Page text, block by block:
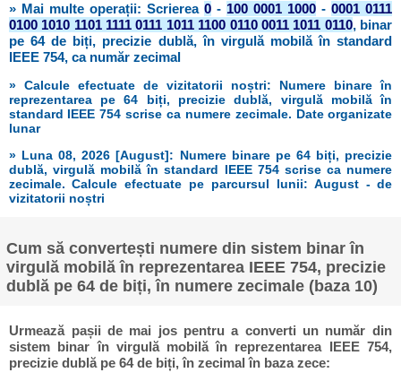
» Mai multe operații: Scrierea0 - 100 0001 1000- 0001 0111
0100 1010 1101 1111 0111 1011 1100 0110 0011 1011 0110, binar
pe 64 de biți, precizie dublă, în virgulă mobilă în standard
IEEE 754, ca număr zecimal
» Calcule efectuate de vizitatorii noștri: Numere binare în
reprezentarea pe 64 biți, precizie dublă, virgulă mobilă în
standard IEEE 754 scrise ca numere zecimale. Date organizate
lunar
» Luna 08, 2026 [August]: Numere binare pe 64 biți, precizie
dublă, virgulă mobilă în standard IEEE 754 scrise ca numere
zecimale. Calcule efectuate pe parcursul lunii: August - de
vizitatorii noștri
Cum să convertești numere din sistem binar în
virgulă mobilă în reprezentarea IEEE 754, precizie
dublă pe 64 de biți, în numere zecimale (baza 10)
Urmează pașii de mai jos pentru a converti un număr din
sistem binar în virgulă mobilă în reprezentarea IEEE 754,
precizie dublă pe 64 de biți, în zecimal în baza zece: